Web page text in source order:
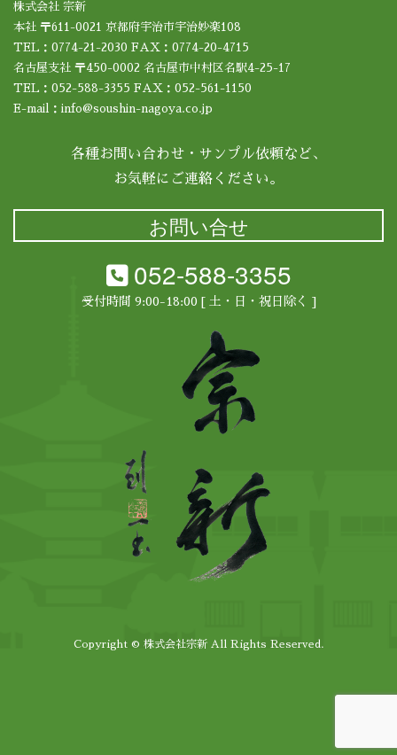
株式会社 宗新
本社 〒611-0021 京都府宇治市宇治妙楽108
TEL：0774-21-2030 FAX：0774-20-4715
名古屋支社 〒450-0002 名古屋市中村区名駅4-25-17
TEL：052-588-3355 FAX：052-561-1150
E-mail：info@soushin-nagoya.co.jp
各種お問い合わせ・サンプル依頼など、
お気軽にご連絡ください。
お問い合せ
052-588-3355
受付時間 9:00-18:00 [ 土・日・祝日除く ]
Copyright © 株式会社宗新 All Rights Reserved.